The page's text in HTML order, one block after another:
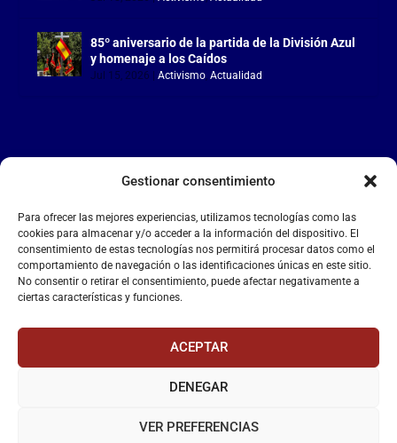
Gestionar consentimiento
Para ofrecer las mejores experiencias, utilizamos tecnologías como las
cookies para almacenar y/o acceder a la información del dispositivo. El
consentimiento de estas tecnologías nos permitirá procesar datos como el
comportamiento de navegación o las identificaciones únicas en este sitio.
No consentir o retirar el consentimiento, puede afectar negativamente a
ciertas características y funciones.
ACEPTAR
DENEGAR
VER PREFERENCIAS
85º aniversario de la partida de la División Azul
y homenaje a los Caídos
Jul 15, 2026 |Activismo ,Actualidad
LA FALANGE
Reproductor
de
vídeo